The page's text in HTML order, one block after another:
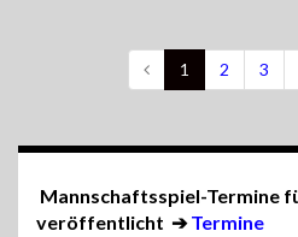
1 2 3
Mannschaftsspiel-Termine
veröffentlicht ➔Termine